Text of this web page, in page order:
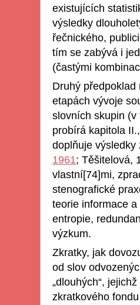
existujících
výsledky
řečnického,
tím se zabývá i
(častými
Druhý
etapách vývoje
slovních skupin (v
probírá kapitola
doplňuje
1961; Těšitelová,
vlastní[74]mi,
stenografické
teorie informace
entropie,
výzkum.
Zkratky, jak
od slov
„dlouhých“,
zkratkového